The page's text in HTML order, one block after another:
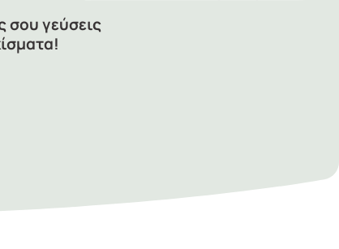
σου γεύσεις